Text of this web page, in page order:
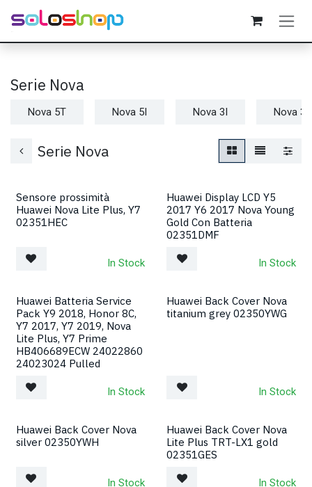
Passa al contenuto
Serie Nova
Nova 5T Nova 5I Nova 3I Nova 3
Serie Nova
Sensore prossimità
Huawei Nova Lite Plus, Y7
02351HEC
In Stock
Huawei Display LCD Y5
2017 Y6 2017 Nova Young
Gold Con Batteria
02351DMF
In Stock
Huawei Batteria Service
Pack Y9 2018, Honor 8C,
Y7 2017, Y7 2019, Nova
Lite Plus, Y7 Prime
HB406689ECW 24022860
24023024 Pulled
In Stock
Huawei Back Cover Nova
titanium grey 02350YWG
In Stock
Huawei Back Cover Nova
silver 02350YWH
In Stock
Huawei Back Cover Nova
Lite Plus TRT-LX1 gold
02351GES
In Stock